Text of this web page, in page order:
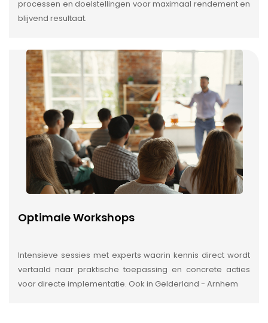
processen en doelstellingen voor maximaal rendement en
blijvend resultaat.
Optimale Workshops
Intensieve sessies met experts waarin kennis direct wordt
vertaald naar praktische toepassing en concrete acties
voor directe implementatie. Ook in Gelderland - Arnhem